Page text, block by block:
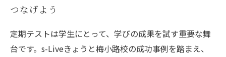
つなげよう
定期テストは学生にとって、学びの成果を試す重要な舞
台です。s-Liveきょうと梅小路校の成功事例を踏まえ、